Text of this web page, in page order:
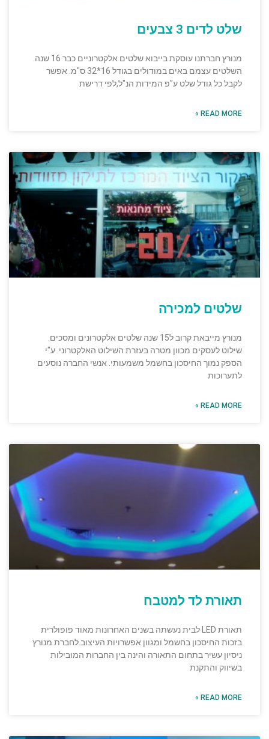
שלט לדים 3 צבעים
מנורץ חברתנו עוסקת בייבוא שלטים אלקטרוניים כבר 16 שנה.
השלטים עצמם באים במודולים בגודל 16*32 ס"מ. אפשר
לקבל כל גודל שלט ע"פ המידות הנ"ל,לפי דרישת
READ MORE »
שלטים למכירה
מנורץ מייבאת קרוב ל15 שנה שלטים אלקטרונים ומסכים.
שילוט לעסקים מכוון מטרה בעזרת השילוט האלקטרוני. ע"י
הספק נמוך החיסכון בחשמל משמעותי. אנשי החברה נוסעים
לתערוכות
READ MORE »
תאורת לד למטבח
תאורת LED לבית נעשתה בשנים האחרונות מאוד פופולרית
בזכות החיסכון בחשמל ומגוון אפשרויות העיצוב.לחברת מנורץ
ניסיון עשיר בתחום התאורה והינה בין החברות המובילות
בשיווק והתקנת
READ MORE »